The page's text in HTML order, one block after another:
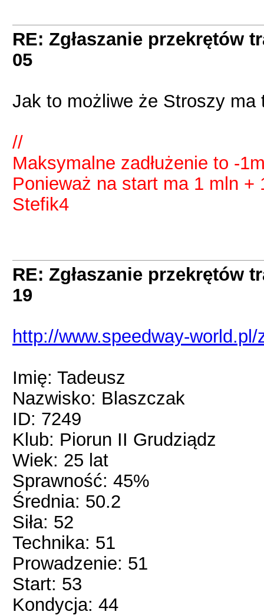
RE: Zgłaszanie przekrętów
05
Jak to możliwe że Stroszy ma
//
Maksymalne zadłużenie to -
Ponieważ na start ma 1 mln +
Stefik4
RE: Zgłaszanie przekrętów
19
http://www.speedway-
Imię: Tadeusz
Nazwisko: Blaszczak
ID: 7249
Klub: Piorun II Grudziądz
Wiek: 25 lat
Sprawność: 45%
Średnia: 50.2
Siła: 52
Technika: 51
Prowadzenie: 51
Start: 53
Kondycja: 44